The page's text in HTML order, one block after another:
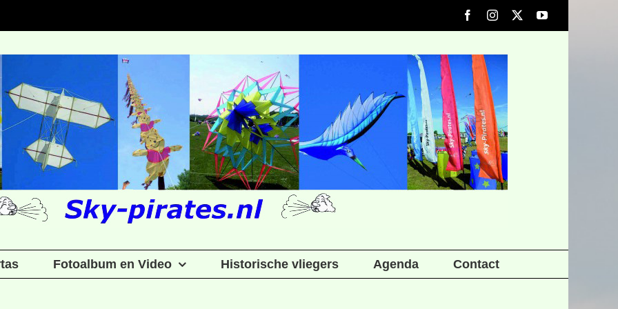
FacebookInstagram YouTube
Fotoalbum en Video Historische vliegers Agenda Contact